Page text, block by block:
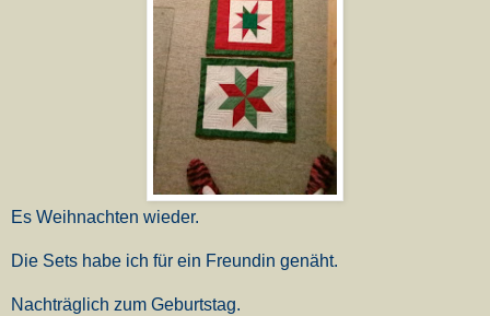
Es Weihnachten wieder.
Die Sets habe ich für ein Freundin genäht.
Nachträglich zum Geburtstag.